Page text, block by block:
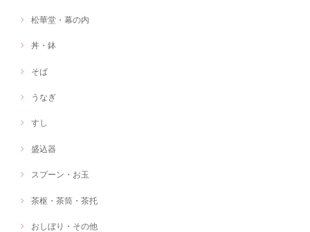
松華堂・幕の内
丼・鉢
そば
うなぎ
すし
盛込器
スプーン・お玉
茶枢・茶筒・茶托
おしぼり・その他